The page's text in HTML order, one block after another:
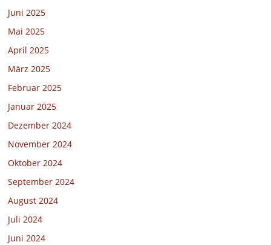
Juni 2025
Mai 2025
April 2025
März 2025
Februar 2025
Januar 2025
Dezember 2024
November 2024
Oktober 2024
September 2024
August 2024
Juli 2024
Juni 2024